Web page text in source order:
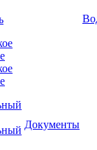
Документы